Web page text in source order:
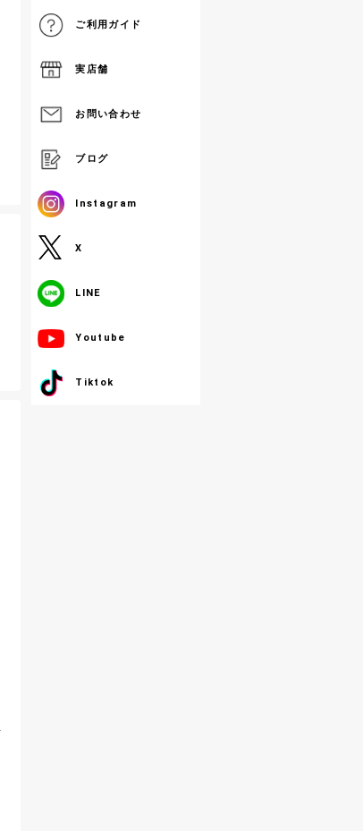
ご利用ガイド
実店舗
お問い合わせ
ブログ
Instagram
X
LINE
Youtube
Tiktok